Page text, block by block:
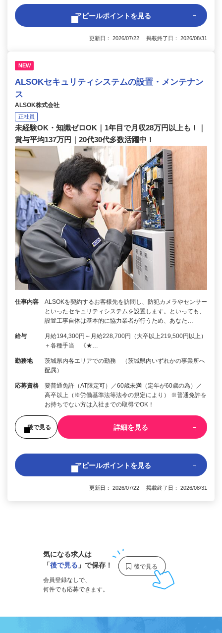
アピールポイントを見る
更新日： 2026/07/22 掲載終了日： 2026/08/31
NEW
ALSOKセキュリティシステムの設置・メンテナン
ス
ALSOK株式会社
正社員
未経験OK・知識ゼロOK｜1年目で月収28万円以上も！｜
賞与平均137万円｜20代30代多数活躍中！
仕事内容
ALSOKを契約するお客様先を訪問し、防犯カメラやセンサー
といったセキュリティシステムを設置します。といっても、
設置工事自体は基本的に協力業者が行うため、あなた…
給与
月給194,300円～月給228,700円（大卒以上219,500円以上）
＋各種手当 《★…
勤務地
茨城県内各エリアでの勤務 （茨城県内いずれかの事業所へ
配属）
応募資格
要普通免許（AT限定可）／60歳未満（定年が60歳の為）／
高卒以上（※労働基準法等法令の規定により） ※普通免許を
お持ちでない方は入社までの取得でOK！
後で見る 詳細を見る
アピールポイントを見る
更新日： 2026/07/22 掲載終了日： 2026/08/31
気になる求人は
「後で見る 」で保存！
会員登録なしで、
何件でも応募できます。